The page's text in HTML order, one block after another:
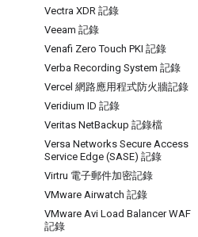
Vectra XDR 記錄
Veeam 記錄
Venafi Zero Touch PKI 記錄
Verba Recording System 記錄
Vercel 網路應用程式防火牆記錄
Veridium ID 記錄
Veritas NetBackup 記錄檔
Versa Networks Secure Access
Service Edge (SASE) 記錄
Virtru 電子郵件加密記錄
VMware Airwatch 記錄
VMware Avi Load Balancer WAF
記錄